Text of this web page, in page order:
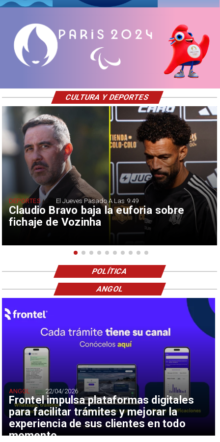
Claudio Bravo baja la euforia sobre
fichaje de Vozinha
DEPORTES El Jueves Pasado A Las 9:49
CULTURA Y DEPORTES
POLÍTICA
Frontel impulsa plataformas digitales
para facilitar trámites y mejorar la
experiencia de sus clientes en todo
momento
ANGOL 22/04/2026
ANGOL